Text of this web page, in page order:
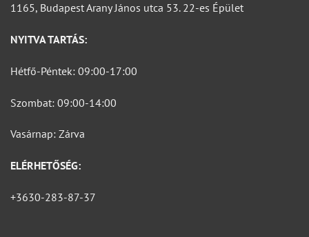
1165, Budapest Arany János utca 53. 22-es Épület
NYITVA TARTÁS:
Hétfő-Péntek: 09:00-17:00
Szombat: 09:00-14:00
Vasárnap: Zárva
ELÉRHETŐSÉG:
+3630-283-87-37